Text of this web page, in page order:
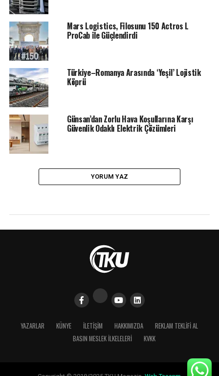
Mars Logistics, Filosunu 150 Actros L
ProCab ile Güçlendirdi
Türkiye–Romanya Arasında ‘Yeşil’ Lojistik
Köprü
Günsan’dan Zorlu Hava Koşullarına Karşı
Güvenlik Odaklı Elektrik Çözümleri
YORUM YAZ
YAZARLAR KÜNYE İLETIŞIM HAKKIMIZDA
REKLAM TEKLİFİ AL
BASIN MESLEK İLKELELERI
KVKK